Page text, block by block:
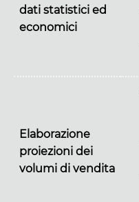
dati statistici ed
economici
Elaborazione
proiezioni dei
volumi di vendita